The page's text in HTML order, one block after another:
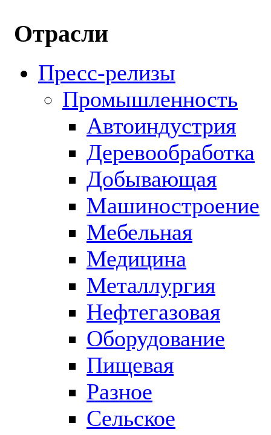
Отрасли
Пресс-релизы
Промышленность
Автоиндустрия
Деревообработка
Добывающая
Машиностроение
Мебельная
Медицина
Металлургия
Нефтегазовая
Оборудование
Пищевая
Разное
Сельское